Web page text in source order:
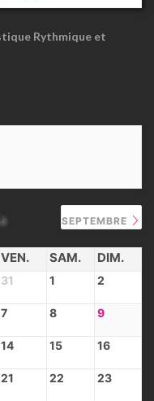
Rythmique et
SEPTEMBRE
VEN. SAM. DIM.
31 1 2
7 8 9
14 15 16
21 22 23